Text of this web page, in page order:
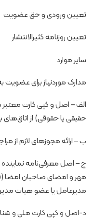
تعیین ورودی و حق عضویت
تعیین روزنامه کثیرالانتشار
سایر موارد
مدارک موردنیاز برای عضویت
الف – اصل و کپی کارت
حقیقی یا حقوقی) از اتاق‌های
ب – ارائه مجوزهای لازم از
ج – اصل معرفی‌نامه
مهر و امضای صاحبان امضا
مدیرعامل یا عضو هیات
د-اصل و کپی کارت ملی و